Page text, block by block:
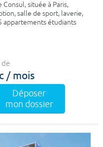
située à Paris,
salle de sport, laverie,
appartements étudiants
/ mois
Déposer
mon dossier